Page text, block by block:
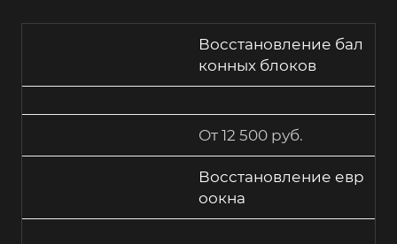
Восстановление бал
конных блоков
От 12 500 руб.
Восстановление евр
оокна